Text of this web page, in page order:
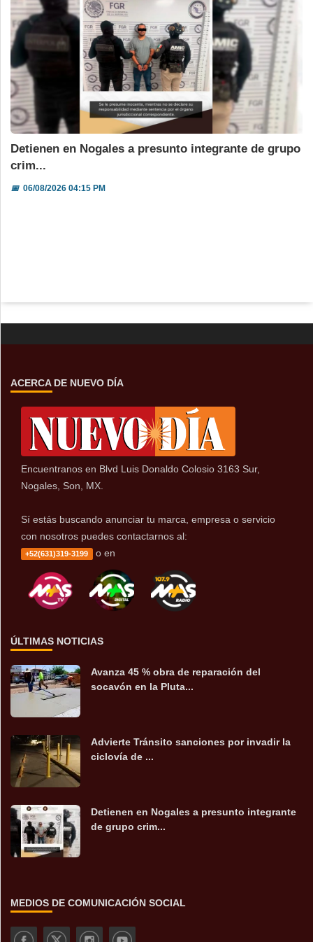
Detienen en Nogales a presunto integrante de grupo
crim...
📅06/08/2026 04:15 PM
ACERCA DE NUEVO DÍA
Encuentranos en Blvd Luis Donaldo Colosio 3163 Sur,
Nogales, Son, MX.
Sí estás buscando anunciar tu marca, empresa o servicio
con nosotros puedes contactarnos al:
+52(631)319-3199 o en
ÚLTIMAS NOTICIAS
Avanza 45 % obra de reparación del
socavón en la Pluta...
Advierte Tránsito sanciones por invadir la
ciclovía de ...
Detienen en Nogales a presunto integrante
de grupo crim...
MEDIOS DE COMUNICACIÓN SOCIAL